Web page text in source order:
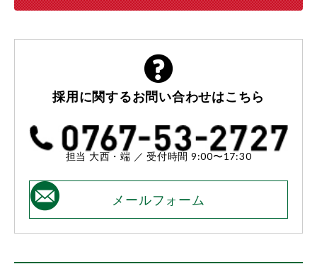
採用に関するお問い合わせはこちら
担当 大西・端 ／ 受付時間 9:00〜17:30
メールフォーム